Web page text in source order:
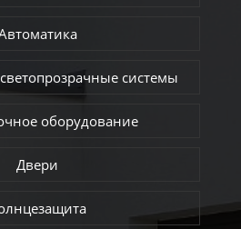
системы
оборудование
Двери